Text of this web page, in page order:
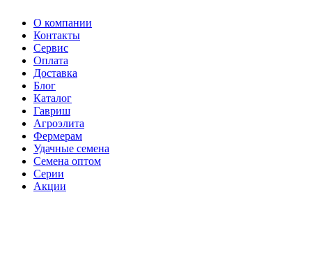
О компании
Контакты
Сервис
Оплата
Доставка
Блог
Каталог
Гавриш
Агроэлита
Фермерам
Удачные семена
Семена оптом
Серии
Акции